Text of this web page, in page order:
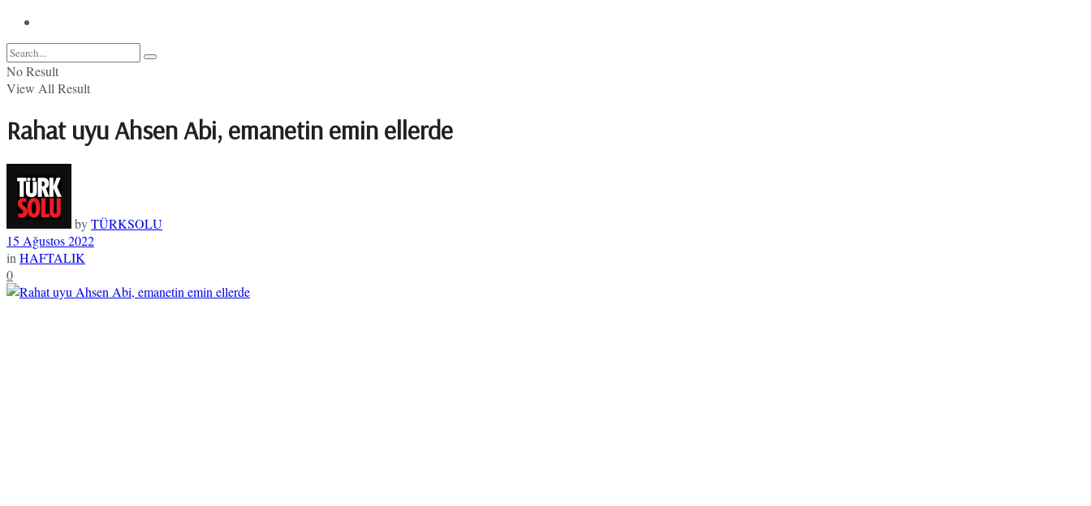
No Result
View All Result
Rahat uyu Ahsen Abi, emanetin emin ellerde
byTÜRKSOLU
15 Ağustos 2022
in HAFTALIK
0